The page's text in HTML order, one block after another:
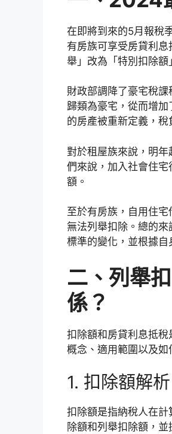
在即將到來的5月報稅
有房族可享受房貸利
舉」改為「特別扣除額
財政部調降了豪宅稅
歸類為豪宅，從而增
的房產被重新定義，稅
對於租屋族來說，明
們來說，加入社會住
額。
至於有房族，自用住
無法列舉扣除。總的
標準的變化，並根據自
二、列舉
係？
扣除額和房貸利息抵
概念、適用範圍以及如
1. 扣除額解析
扣除額是指納稅人在
除額和列舉扣除額，